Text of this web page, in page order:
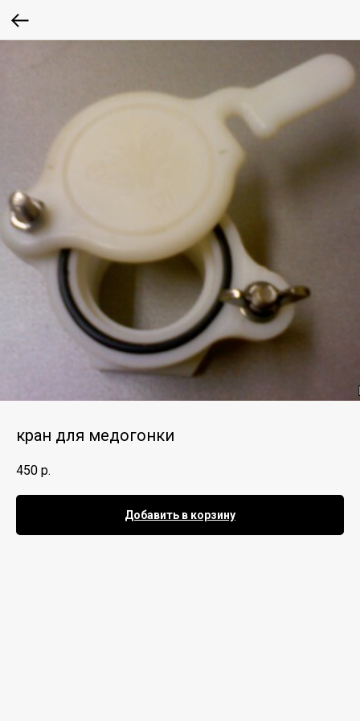
кран для медогонки
450 р.
Добавить в корзину